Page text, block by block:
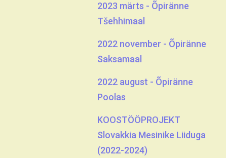
2023 märts - Õpiränne
Tšehhimaal
2022 november - Õpiränne
Saksamaal
2022 august - Õpiränne
Poolas
KOOSTÖÖPROJEKT
Slovakkia Mesinike Liiduga
(2022-2024)